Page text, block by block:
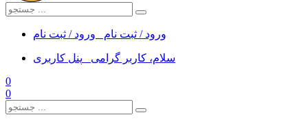
ورود / ثبت نام ورود / ثبت نام
سلام، کاربر گرامی
پنل کاربری
0
0